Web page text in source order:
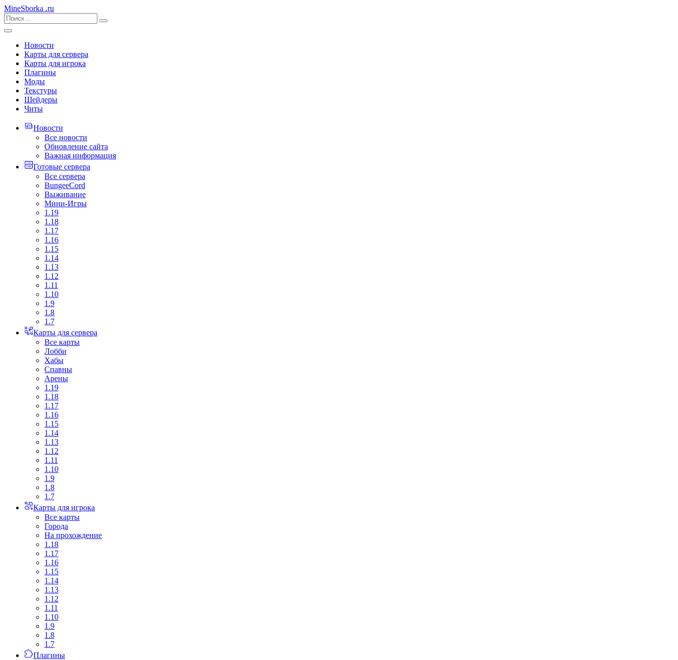
MineSborka .ru
Новости
Карты для сервера
Карты для игрока
Плагины
Моды
Текстуры
Шейдеры
Читы
Новости
Все новости
Обновление сайта
Важная информация
Готовые сервера
Все сервера
BungeeCord
Выживание
Мини-Игры
1.19
1.18
1.17
1.16
1.15
1.14
1.13
1.12
1.11
1.10
1.9
1.8
1.7
Карты для сервера
Все карты
Лобби
Хабы
Спавны
Арены
1.19
1.18
1.17
1.16
1.15
1.14
1.13
1.12
1.11
1.10
1.9
1.8
1.7
Карты для игрока
Все карты
Города
На прохождение
1.18
1.17
1.16
1.15
1.14
1.13
1.12
1.11
1.10
1.9
1.8
1.7
Плагины